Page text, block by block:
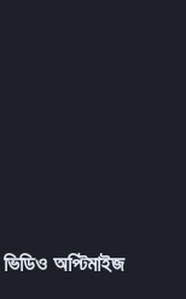
অপ্টিমাইজ